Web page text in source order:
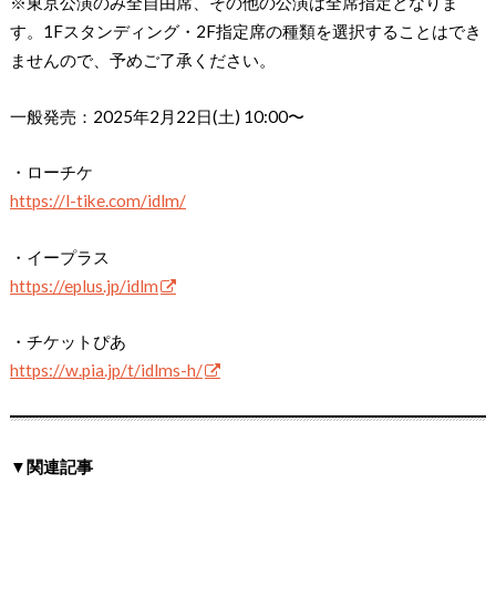
す。1Fスタンディング・2F指定席の種類を選択することはでき
ませんので、予めご了承ください。
一般発売：2025年2月22日(土) 10:00〜
・ローチケ
https://l-tike.com/idlm/
・イープラス
https://eplus.jp/idlm
・チケットぴあ
https://w.pia.jp/t/idlms-h/
▼関連記事